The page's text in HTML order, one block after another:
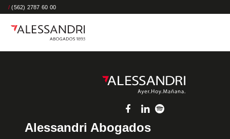
/ (562) 2787 60 00
Alessandri Abogados